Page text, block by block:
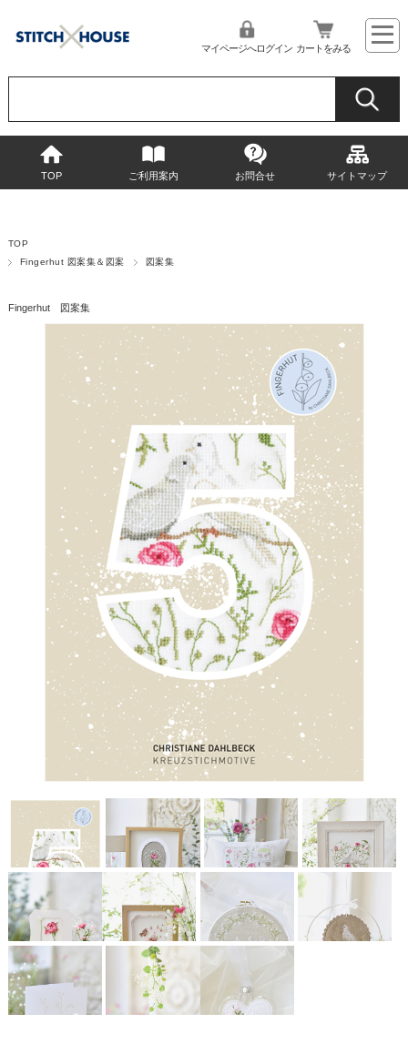
マイページへログイン カートをみる
TOP ご利用案内 お問合せ サイトマップ
TOP
Fingerhut 図案集＆図案
図案集
Fingerhut 図案集